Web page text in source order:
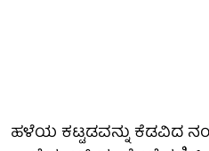
ಹಳೆಯ ಕಟ್ಟಡವನ್ನು ಕೆಡವಿದ